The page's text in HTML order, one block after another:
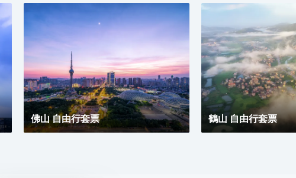
佛山 自由行套票 鶴山 自由行套票